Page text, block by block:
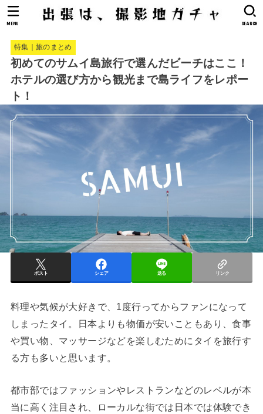
SEARCH
MENU
特集｜旅のまとめ
初めてのサムイ島旅行で選んだビーチはここ！
ホテルの選び方から観光まで島ライフをレポー
ト！
ポスト シェア 送る リンク
料理や気候が大好きで、1度行ってからファンになって
しまったタイ。日本よりも物価が安いこともあり、食事
や買い物、マッサージなどを楽しむためにタイを旅行す
る方も多いと思います。
都市部ではファッションやレストランなどのレベルが本
当に高く注目され、ローカルな街では日本では体験でき